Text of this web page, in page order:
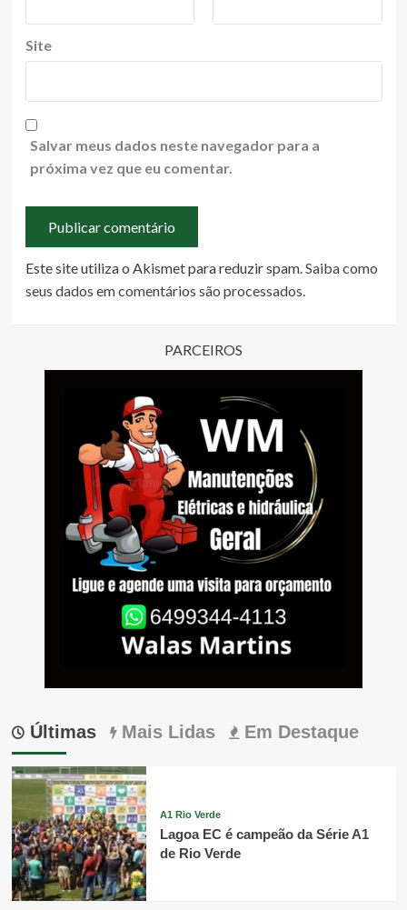
Site
Salvar meus dados neste navegador para a
próxima vez que eu comentar.
Este site utiliza o Akismet para reduzir spam.Saiba como
seus dados em comentários são processados.
PARCEIROS
Últimas Mais Lidas Em Destaque
A1 Rio Verde
Lagoa EC é campeão da Série A1
de Rio Verde